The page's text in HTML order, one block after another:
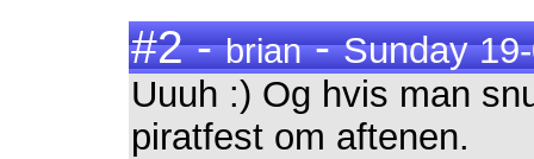
#2 -brian-Sunday
Uuuh :) Og hvis man
piratfest om aftenen.